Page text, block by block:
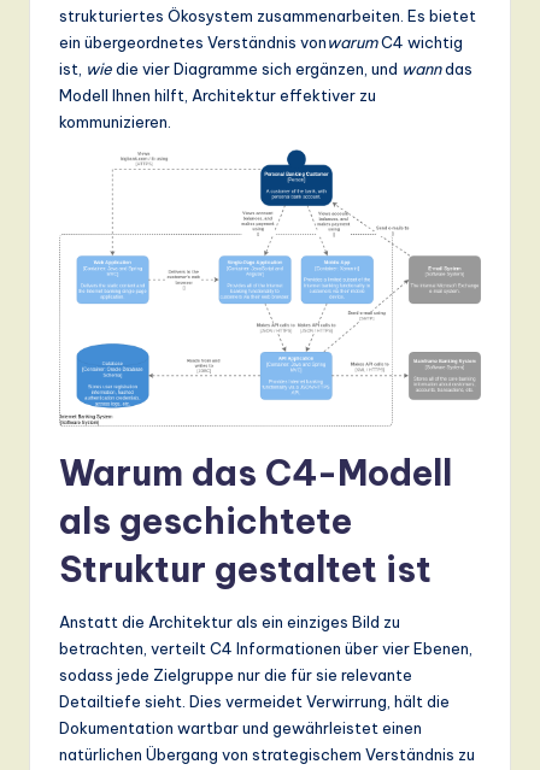
d
A
S
o
ft
d
strukturiertes Ökosystem zusammenarbeiten. Es bietet
ein übergeordnetes Verständnis vonwarumC4 wichtig
ist, wiedie vier Diagramme sich ergänzen, und wanndas
Modell Ihnen hilft, Architektur effektiver zu
kommunizieren.
Warum das C4-Modell
als geschichtete
Struktur gestaltet ist
Anstatt die Architektur als ein einziges Bild zu
betrachten, verteilt C4 Informationen über vier Ebenen,
sodass jede Zielgruppe nur die für sie relevante
Detailtiefe sieht. Dies vermeidet Verwirrung, hält die
Dokumentation wartbar und gewährleistet einen
natürlichen Übergang von strategischem Verständnis zu